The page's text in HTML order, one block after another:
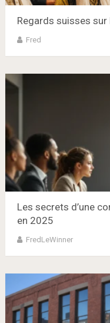
Regards suisses
Fred
Les secrets d’une
en 2025
FredLeWinner